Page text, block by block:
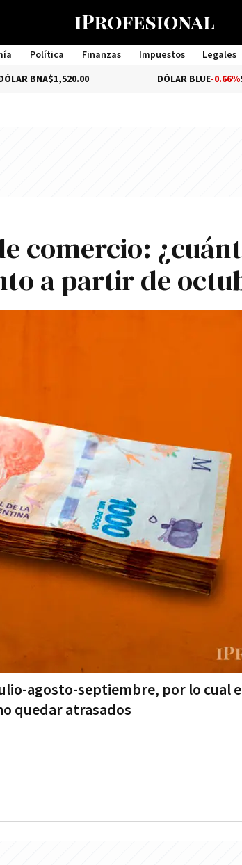
Política Finanzas Impuestos Legales
Management
-0.66%$1,530.00
comercio:
a partir de
agosto-septiembre, por lo cual
quedar atrasados